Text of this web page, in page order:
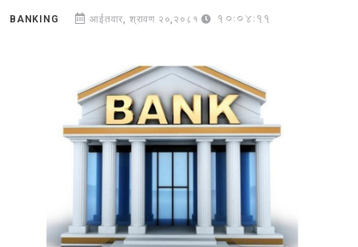
BANKING आईतवार, श्रावण २०,२०८१ 10:04:11